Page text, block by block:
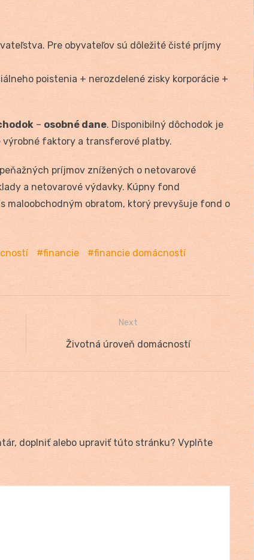
Pre obyvateľov sú dôležité čisté príjmy
poistenia + nerozdelené zisky korporácie +
– osobné dane. Disponibilný dôchodok je
faktory a transferové platby.
príjmov znížených o netovarové
a netovarové výdavky. Kúpny fond
maloobchodným obratom, ktorý prevyšuje fond o
financie financie domácností
Next
Next
Životná úroveň domácností
doplniť alebo upraviť túto stránku? Vyplňte